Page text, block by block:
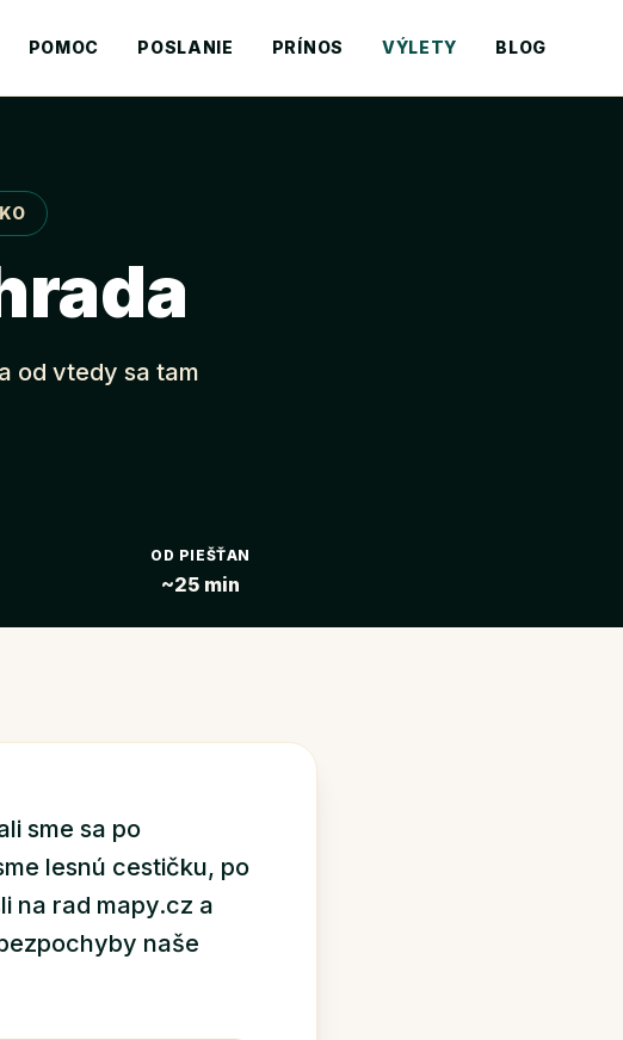
POMOC POSLANIE PRÍNOS VÝLETY BLOG
od vtedy sa tam
OD PIEŠŤAN
~25 min
sme sa po
lesnú cestičku, po
na rad mapy.cz a
naše